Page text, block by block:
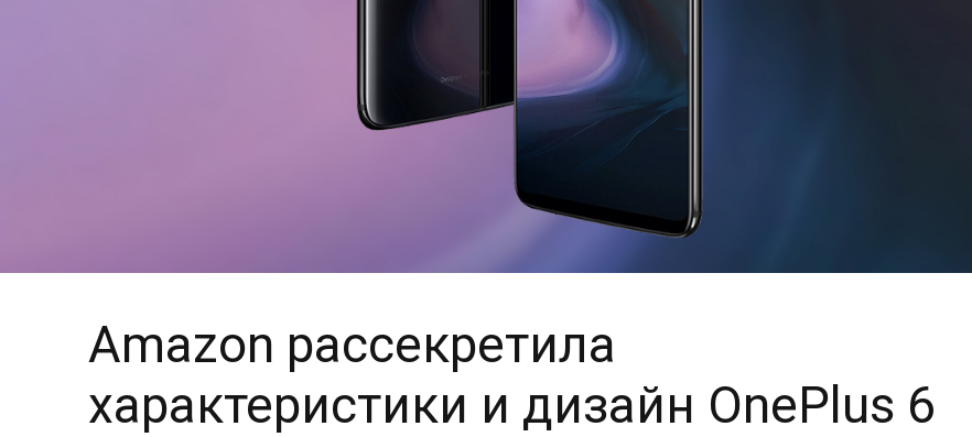
Amazon рассекретила
характеристики и дизайн OnePlus 6